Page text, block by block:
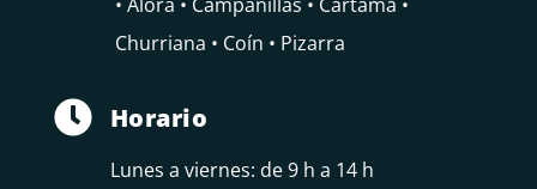
Churriana • Coín • Pizarra
 Horario
Lunes a viernes: de 9 h a 14 h